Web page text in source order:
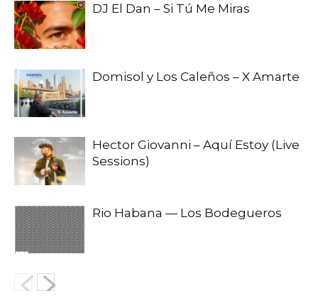
DJ El Dan – Si Tú Me Miras
Domisol y Los Caleños – X Amarte
Hector Giovanni – Aquí Estoy (Live
Sessions)
Rio Habana — Los Bodegueros